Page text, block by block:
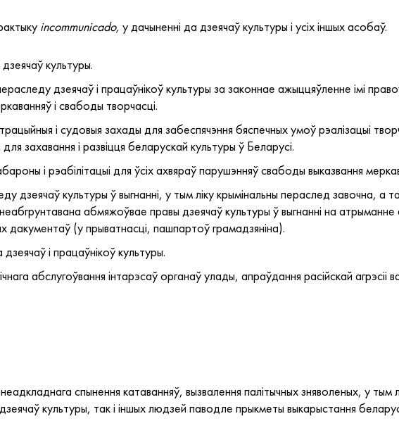
incommunicado, у дачыненні да дзеячаў культуры і усіх іншых асобаў.
культуры.
дзеячаў і працаўнікоў культуры за законнае ажыццяўленне імі
і свабоды творчасці.
і судовыя захады для забеспячэння бяспечных умоў рэалізацыі
захавання і развіцця беларускай культуры ў Беларусі.
і рэабілітацыі для ўсіх ахвяраў парушэнняў свабоды выказвання
дзеячаў культуры ў выгнанні, у тым ліку крымінальны пераслед завочна, а
абмяжоўвае правы дзеячаў культуры ў выгнанні на атрыманне
дакументаў (у прыватнасці, пашпартоў грамадзяніна).
і працаўнікоў культуры.
абслугоўвання інтарэсаў органаў улады, апраўдання расійскай агрэсіі
спынення катаванняў, вызвалення палітычных зняволеных, у тым
культуры, так і іншых людзей паводле прыкметы выкарыстання